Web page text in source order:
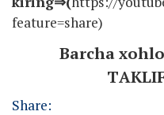
feature=share)
Barcha
Share: